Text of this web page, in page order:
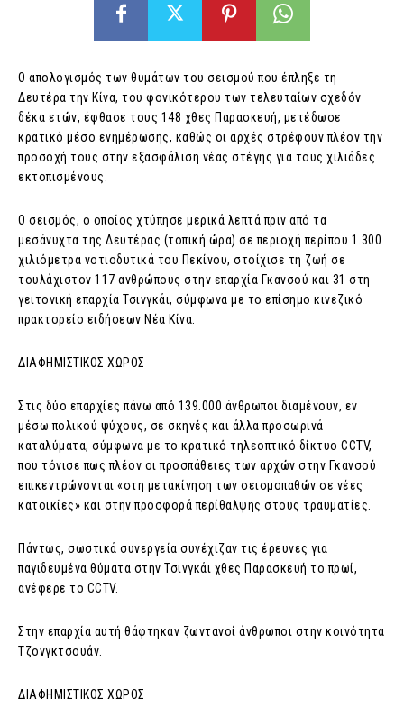
Ο απολογισμός των θυμάτων του σεισμού που έπληξε τη
Δευτέρα την Κίνα, του φονικότερου των τελευταίων σχεδόν
δέκα ετών, έφθασε τους 148 χθες Παρασκευή, μετέδωσε
κρατικό μέσο ενημέρωσης, καθώς οι αρχές στρέφουν πλέον την
προσοχή τους στην εξασφάλιση νέας στέγης για τους χιλιάδες
εκτοπισμένους.
Ο σεισμός, ο οποίος χτύπησε μερικά λεπτά πριν από τα
μεσάνυχτα της Δευτέρας (τοπική ώρα) σε περιοχή περίπου 1.300
χιλιόμετρα νοτιοδυτικά του Πεκίνου, στοίχισε τη ζωή σε
τουλάχιστον 117 ανθρώπους στην επαρχία Γκανσού και 31 στη
γειτονική επαρχία Τσινγκάι, σύμφωνα με το επίσημο κινεζικό
πρακτορείο ειδήσεων Νέα Κίνα.
ΔΙΑΦΗΜΙΣΤΙΚΟΣ ΧΩΡΟΣ
Στις δύο επαρχίες πάνω από 139.000 άνθρωποι διαμένουν, εν
μέσω πολικού ψύχους, σε σκηνές και άλλα προσωρινά
καταλύματα, σύμφωνα με το κρατικό τηλεοπτικό δίκτυο CCTV,
που τόνισε πως πλέον οι προσπάθειες των αρχών στην Γκανσού
επικεντρώνονται «στη μετακίνηση των σεισμοπαθών σε νέες
κατοικίες» και στην προσφορά περίθαλψης στους τραυματίες.
Πάντως, σωστικά συνεργεία συνέχιζαν τις έρευνες για
παγιδευμένα θύματα στην Τσινγκάι χθες Παρασκευή το πρωί,
ανέφερε το CCTV.
Στην επαρχία αυτή θάφτηκαν ζωντανοί άνθρωποι στην κοινότητα
Τζονγκτσουάν.
ΔΙΑΦΗΜΙΣΤΙΚΟΣ ΧΩΡΟΣ